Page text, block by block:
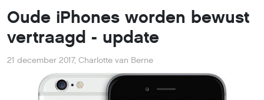
Oude iPhones worden bewust
vertraagd - update
21 december 2017, Charlotte van Berne